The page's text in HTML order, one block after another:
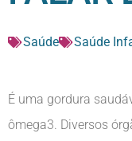
Saúde Saúde
É uma gordura
ômega3. Diversos